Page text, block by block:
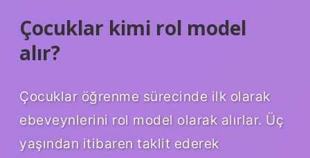
Çocuklar kimi rol model
alır?
Çocuklar öğrenme sürecinde ilk olarak
ebeveynlerini rol model olarak alırlar. Üç
yaşından itibaren taklit ederek